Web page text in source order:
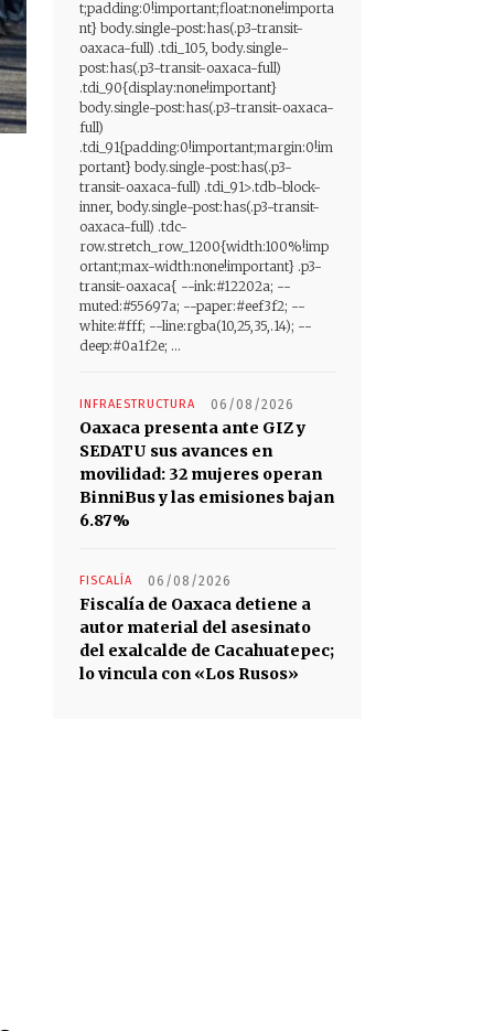
t;padding:0!important;float:none!importa
nt} body.single-post:has(.p3-transit-
oaxaca-full) .tdi_105, body.single-
post:has(.p3-transit-oaxaca-full)
.tdi_90{display:none!important}
body.single-post:has(.p3-transit-oaxaca-
full)
.tdi_91{padding:0!important;margin:0!im
portant} body.single-post:has(.p3-
transit-oaxaca-full) .tdi_91>.tdb-block-
inner, body.single-post:has(.p3-transit-
oaxaca-full) .tdc-
row.stretch_row_1200{width:100%!imp
ortant;max-width:none!important} .p3-
transit-oaxaca{ --ink:#12202a; --
muted:#55697a; --paper:#eef3f2; --
white:#fff; --line:rgba(10,25,35,.14); --
deep:#0a1f2e; ...
INFRAESTRUCTURA 06/08/2026
Oaxaca presenta ante GIZ y
SEDATU sus avances en
movilidad: 32 mujeres operan
BinniBus y las emisiones bajan
6.87%
FISCALÍA 06/08/2026
Fiscalía de Oaxaca detiene a
autor material del asesinato
del exalcalde de Cacahuatepec;
lo vincula con «Los Rusos»